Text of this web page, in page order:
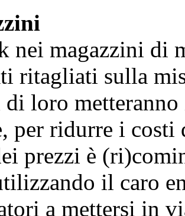
nei magazzini di
ritagliati sulla
loro
per ridurre i
prezzi è
il caro
a mettersi in